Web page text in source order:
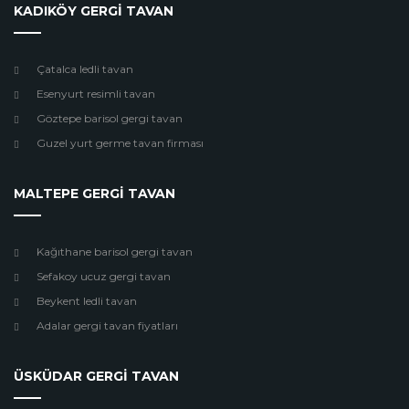
KADIKÖY GERGİ TAVAN
Çatalca ledli tavan
Esenyurt resimli tavan
Göztepe barisol gergi tavan
Guzel yurt germe tavan firması
MALTEPE GERGİ TAVAN
Kağıthane barisol gergi tavan
Sefakoy ucuz gergi tavan
Beykent ledli tavan
Adalar gergi tavan fiyatları
ÜSKÜDAR GERGİ TAVAN